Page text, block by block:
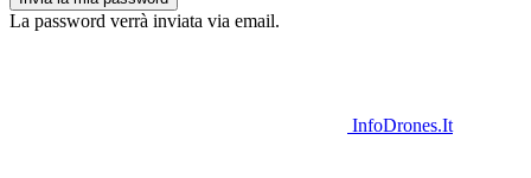
La password verrà inviata via email.
InfoDrones.It